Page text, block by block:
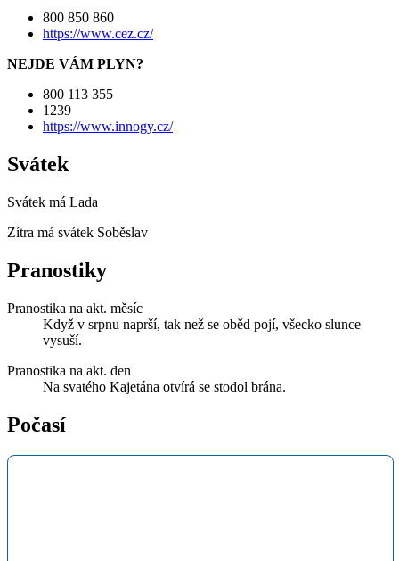
800 850 860
https://www.cez.cz/
NEJDE VÁM PLYN?
800 113 355
1239
https://www.innogy.cz/
Svátek
Svátek má Lada
Zítra má svátek Soběslav
Pranostiky
Pranostika na akt. měsíc
Když v srpnu naprší, tak než se oběd pojí, všecko slunce
vysuší.
Pranostika na akt. den
Na svatého Kajetána otvírá se stodol brána.
Počasí